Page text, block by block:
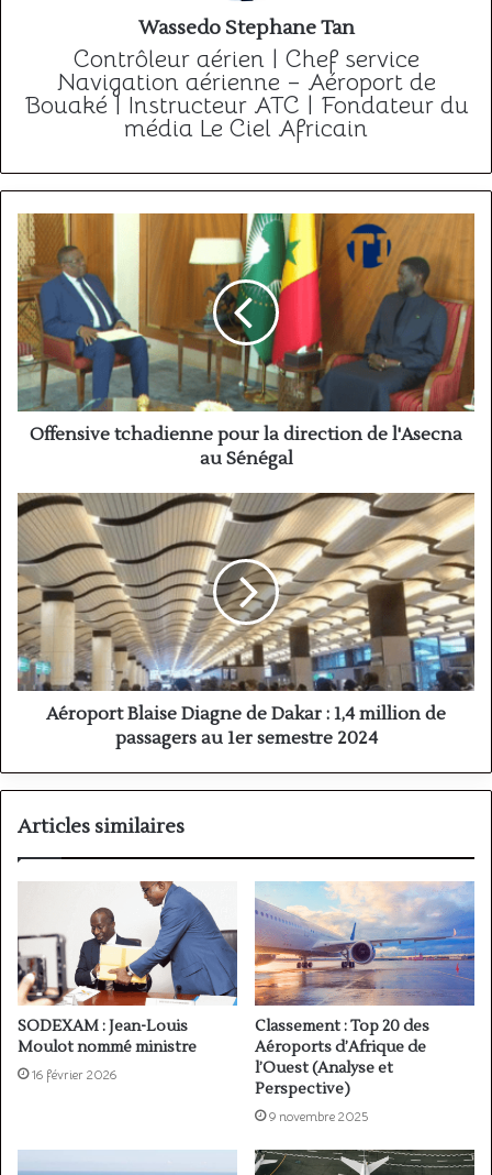
Wassedo Stephane Tan
Contrôleur aérien | Chef service
Navigation aérienne – Aéroport de
Bouaké | Instructeur ATC | Fondateur du
média Le Ciel Africain
Offensive
tchadienne
pour
la
direction
de
l'Asecna
au
Sénégal
Offensive tchadienne pour la direction de l'Asecna
au Sénégal
Aéroport
Blaise
Diagne
de
Dakar :
1,4
million
de
passagers
2024
Aéroport Blaise Diagne de Dakar : 1,4 million de
passagers au 1er semestre 2024
Articles similaires
SODEXAM : Jean-Louis
Moulot nommé ministre
16 février 2026
Classement : Top 20 des
Aéroports d’Afrique de
l’Ouest (Analyse et
Perspective)
9 novembre 2025